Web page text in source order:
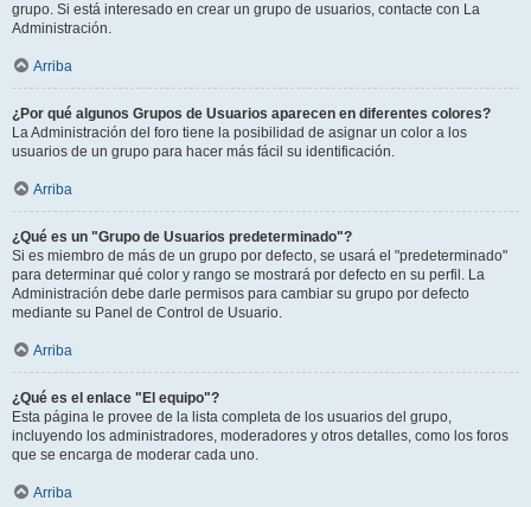
grupo. Si está interesado en crear un grupo de usuarios, contacte con La
Administración.
Arriba
¿Por qué algunos Grupos de Usuarios aparecen en diferentes colores?
La Administración del foro tiene la posibilidad de asignar un color a los
usuarios de un grupo para hacer más fácil su identificación.
Arriba
¿Qué es un "Grupo de Usuarios predeterminado"?
Si es miembro de más de un grupo por defecto, se usará el "predeterminado"
para determinar qué color y rango se mostrará por defecto en su perfil. La
Administración debe darle permisos para cambiar su grupo por defecto
mediante su Panel de Control de Usuario.
Arriba
¿Qué es el enlace "El equipo"?
Esta página le provee de la lista completa de los usuarios del grupo,
incluyendo los administradores, moderadores y otros detalles, como los foros
que se encarga de moderar cada uno.
Arriba